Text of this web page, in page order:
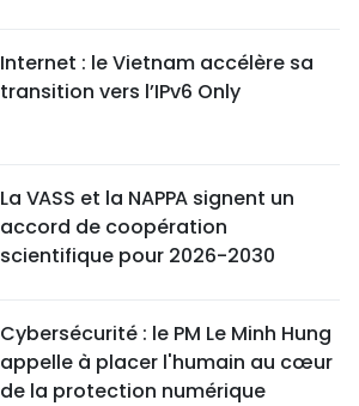
Internet : le Vietnam accélère sa
transition vers l’IPv6 Only
La VASS et la NAPPA signent un
accord de coopération
scientifique pour 2026-2030
Cybersécurité : le PM Le Minh Hung
appelle à placer l'humain au cœur
de la protection numérique